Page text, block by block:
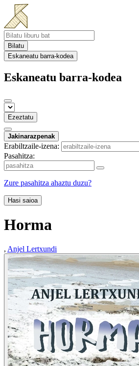
Bilatu
Eskaneatu barra-kodea
Eskaneatu barra-kodea
Ezeztatu
Jakinarazpenak
Erabiltzaile-izena:
Pasahitza:
Zure pasahitza ahaztu duzu?
Hasi saioa
Horma
, Anjel Lertxundi